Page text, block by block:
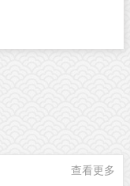
遗漏关键病变区域，
《细胞》（Cell）
快速三维病理技术平
合快速组织透明化技
病理成像周期漫长的
查看更多